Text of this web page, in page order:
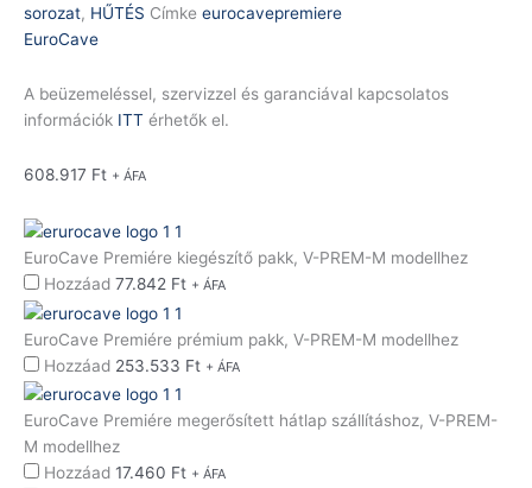
sorozat, HŰTÉS Címke eurocavepremiere
EuroCave
A beüzemeléssel, szervizzel és garanciával kapcsolatos
információk ITT érhetők el.
608.917 Ft + ÁFA
EuroCave Premiére kiegészítő pakk, V-PREM-M modellhez
Hozzáad 77.842 Ft + ÁFA
EuroCave Premiére prémium pakk, V-PREM-M modellhez
Hozzáad 253.533 Ft + ÁFA
EuroCave Premiére megerősített hátlap szállításhoz, V-PREM-
M modellhez
Hozzáad 17.460 Ft + ÁFA